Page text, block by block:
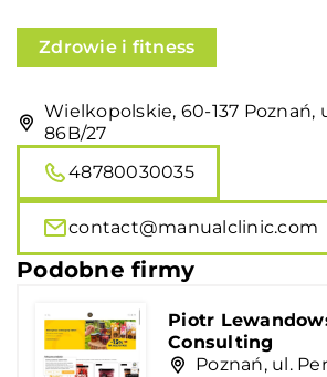
Zdrowie i fitness
Wielkopolskie, 60-137 Poznań,
86B/27
48780030035
contact@manualclinic.com
Podobne firmy
Piotr
Consulting
Poznań, ul.